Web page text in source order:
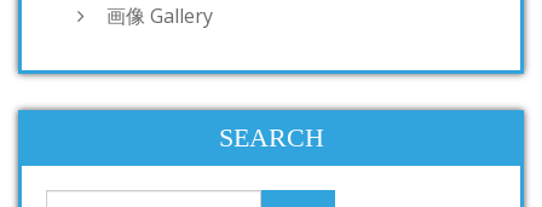
画像 Gallery
SEARCH